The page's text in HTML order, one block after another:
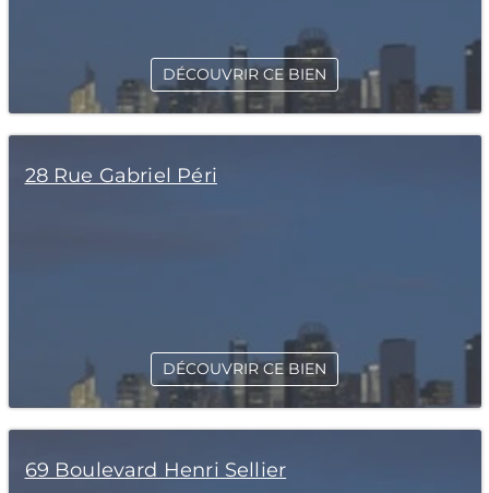
DÉCOUVRIR CE BIEN
28 Rue Gabriel Péri
DÉCOUVRIR CE BIEN
69 Boulevard Henri Sellier